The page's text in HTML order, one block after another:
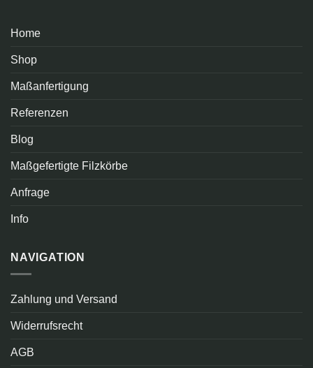
Home
Shop
Maßanfertigung
Referenzen
Blog
Maßgefertigte Filzkörbe
Anfrage
Info
NAVIGATION
Zahlung und Versand
Widerrufsrecht
AGB